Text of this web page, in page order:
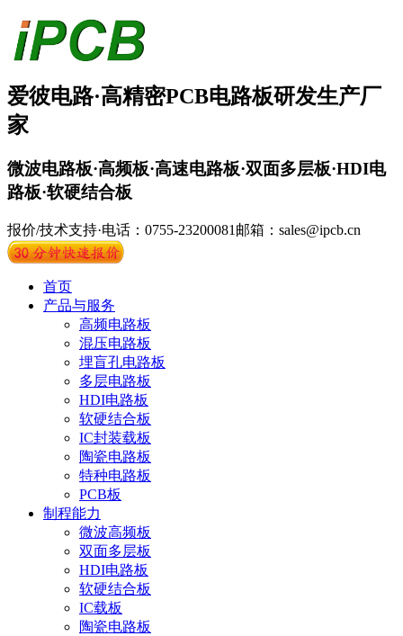
爱彼电路·高精密PCB电路板研发生产厂
家
微波电路板·高频板·高速电路板·双面多层板·HDI电
路板·软硬结合板
报价/技术支持·电话：0755-23200081 邮箱：sales@ipcb.cn
首页
产品与服务
高频电路板
混压电路板
埋盲孔电路板
多层电路板
HDI电路板
软硬结合板
IC封装载板
陶瓷电路板
特种电路板
PCB板
制程能力
微波高频板
双面多层板
HDI电路板
软硬结合板
IC载板
陶瓷电路板